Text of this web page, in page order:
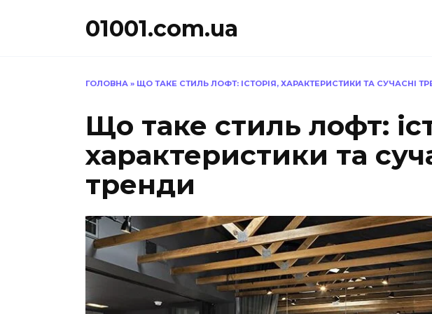
01001.com.ua
ГОЛОВНА » ЩО ТАКЕ СТИЛЬ ЛОФТ: ІСТОРІЯ, ХАРАКТЕРИСТИКИ ТА СУЧАСНІ
Що таке стиль лофт:
характеристики та
тренди